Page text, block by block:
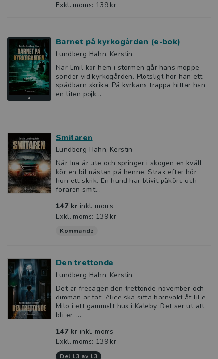
Exkl. moms: 139 kr
Barnet på kyrkogården (e-bok)
Lundberg Hahn, Kerstin
När Emil kör hem i stormen går hans moppe
sönder vid kyrkogården. Plötsligt hör han ett
spädbarn skrika. På kyrkans trappa hittar han
en liten pojk...
Smitaren
Lundberg Hahn, Kerstin
När Ina är ute och springer i skogen en kväll
kör en bil nästan på henne. Strax efter hör
hon ett skrik. En hund har blivit påkörd och
föraren smit...
147 kr inkl. moms
Exkl. moms: 139 kr
Kommande
Den trettonde
Lundberg Hahn, Kerstin
Det är fredagen den trettonde november och
dimman är tät. Alice ska sitta barnvakt åt lille
Milo i ett gammalt hus i Kaleby. Det ser ut att
bli en ...
147 kr inkl. moms
Exkl. moms: 139 kr
del 13 av 13